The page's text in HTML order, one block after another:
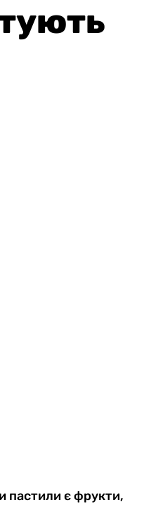
пастили є фрукти,